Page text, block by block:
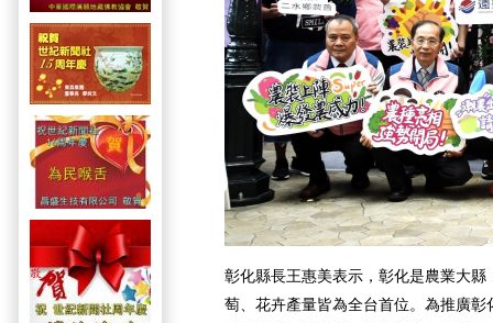
彰化縣長王惠美表示，彰化是農業大
萄、花卉產量皆為全台首位。為推廣